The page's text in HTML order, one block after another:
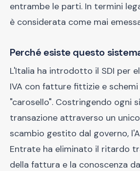
entrambe le parti. In termini
è considerata come mai
Perché esiste questo
L'Italia ha introdotto il SDI per
IVA con fatture fittizie e
"carosello". Costringendo ogni
transazione attraverso un
scambio gestito dal governo,
Entrate ha eliminato il ritardo
della fattura e la conoscenza